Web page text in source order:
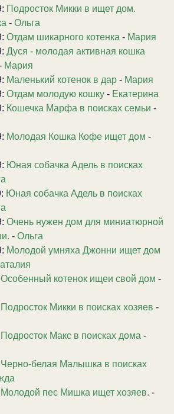
Подросток Микки в ищет дом.
- Ольга
Отдам шикарного котенка - Мария
Дуся - молодая активная кошка
Мария
Маленький котенок в дар - Мария
Отдам молодую кошку - Екатерина
Кошечка Марфа в поисках семьи -
Молодая Кошка Кофе ищет дом -
Юная собачка Адель в поисках
Юная собачка Адель в поисках
Очень нужен дом для миниатюрной
- Ольга
Молодой умняха Джонни ищет дом
Особенный котенок ищеи свой дом -
Подросток Микки в поисках хозяев -
Подросток Макс в поисках дома -
Черно-белая Малышка в поисках
Молодой пес Мишка ищет хозяев. -